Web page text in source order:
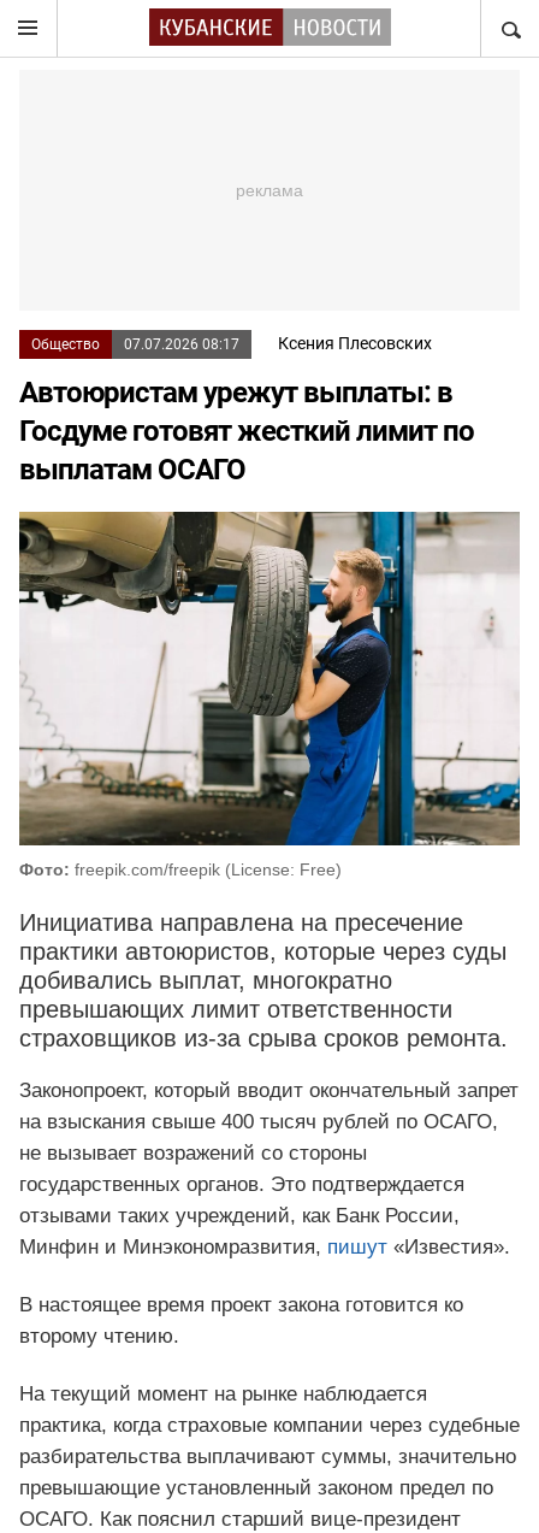
Общество 07.07.2026 08:17 Ксения Плесовских
Автоюристам урежут выплаты: в
Госдуме готовят жесткий лимит по
выплатам ОСАГО
Фото: freepik.com/freepik (License: Free)
Инициатива направлена на пресечение
практики автоюристов, которые через суды
добивались выплат, многократно
превышающих лимит ответственности
страховщиков из-за срыва сроков ремонта.
Законопроект, который вводит окончательный запрет
на взыскания свыше 400 тысяч рублей по ОСАГО,
не вызывает возражений со стороны
государственных органов. Это подтверждается
отзывами таких учреждений, как Банк России,
Минфин и Минэкономразвития, пишут «Известия».
В настоящее время проект закона готовится ко
второму чтению.
На текущий момент на рынке наблюдается
практика, когда страховые компании через судебные
разбирательства выплачивают суммы, значительно
превышающие установленный законом предел по
ОСАГО. Как пояснил старший вице-президент